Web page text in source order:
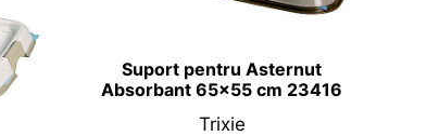
Suport pentru Asternut
Absorbant 65×55 cm 23416
Trixie